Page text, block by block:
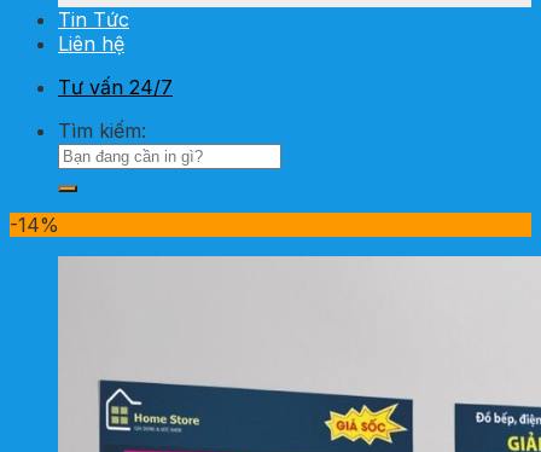
Tin Tức
Liên hệ
Tư vấn 24/7
Tìm kiếm:
-14%